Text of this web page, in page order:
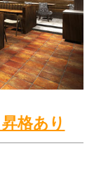
格あり